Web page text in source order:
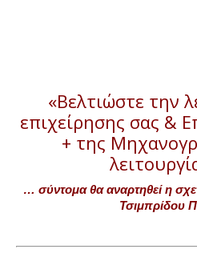
«Βελτιώστε την
επιχείρησης σας &
+ της
… σύντομα θα αναρτηθεί η
Τσιμπρίδου